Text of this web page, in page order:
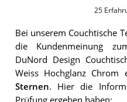
25
Bei unserem Couchtische
die Kundenmeinung
DuNord Design
Weiss Hochglanz Chrom
Sternen. Hier die
Prüfung ergeben haben: